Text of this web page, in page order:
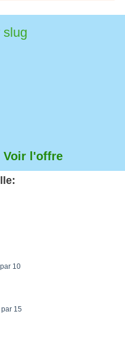
slug
Voir l'offre
10
15